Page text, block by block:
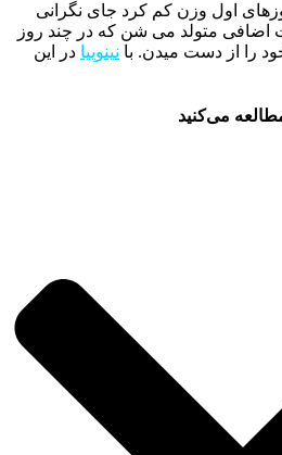
اول وزن کم کرد جای نگرانی
متولد می شن که در چند روز
نینوپیادر این
می‌کنید